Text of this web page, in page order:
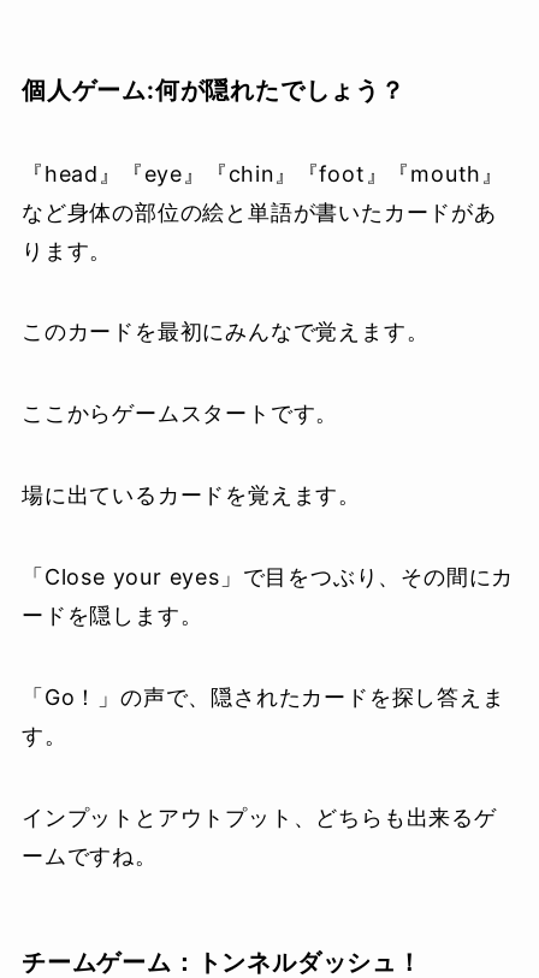
個人ゲーム:何が隠れたでしょう？
『head』『eye』『chin』『foot』『mouth』
など身体の部位の絵と単語が書いたカードがあ
ります。
このカードを最初にみんなで覚えます。
ここからゲームスタートです。
場に出ているカードを覚えます。
「Close your eyes」で目をつぶり、その間にカ
ードを隠します。
「Go！」の声で、隠されたカードを探し答えま
す。
インプットとアウトプット、どちらも出来るゲ
ームですね。
チームゲーム：トンネルダッシュ！